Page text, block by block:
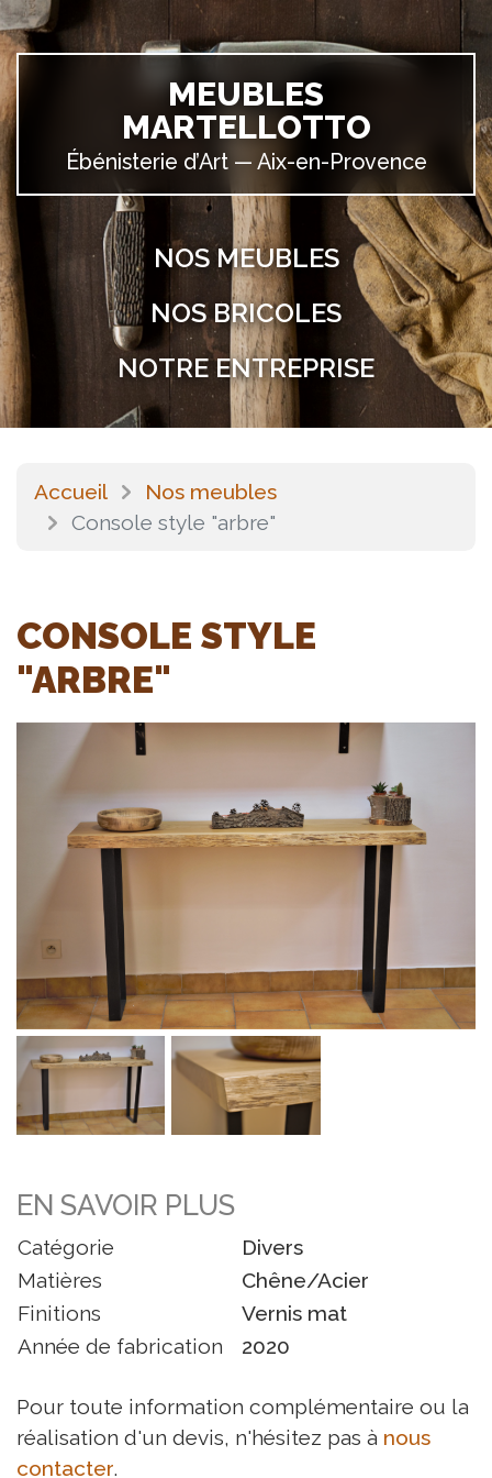
MEUBLES
MARTELLOTTO
Ébénisterie d’Art — Aix-en-Provence
NOS MEUBLES
NOS BRICOLES
NOTRE ENTREPRISE
Accueil
Nos meubles
Console style "arbre"
CONSOLE STYLE
"ARBRE"
EN SAVOIR PLUS
Catégorie
Divers
Matières
Chêne/Acier
Finitions
Vernis mat
Année de fabrication
2020
Pour toute information complémentaire ou la
réalisation d'un devis, n'hésitez pas à nous
contacter.